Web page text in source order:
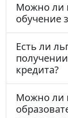
Можно ли
обучение
Есть ли
кредита?
Можно ли